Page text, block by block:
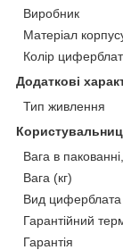
Виробник
Матеріал
Колір
Додаткові
Тип живлення
Вага в пакованні,
Вага (кг)
Вид циферблата
Гарантійний
Гарантія